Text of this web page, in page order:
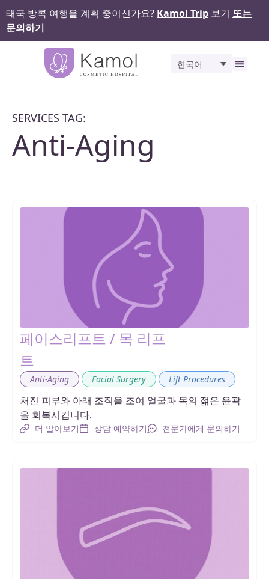
태국 방콕 여행을 계획 중이신가요? Kamol Trip 보기 또는
문의하기
한국어
SERVICES TAG:
Anti-Aging
페이스리프트 / 목 리프
트
Anti-Aging Facial Surgery Lift Procedures
처진 피부와 아래 조직을 조여 얼굴과 목의 젊은 윤곽
을 회복시킵니다.
더 알아보기 상담 예약하기 전문가에게 문의하기